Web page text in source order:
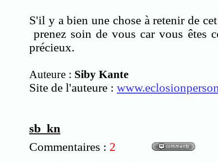
S'il y a bien une chose à retenir de
prenez soin de vous car vous êtes
précieux.
Auteure : Siby Kante
Site de l'auteure :
sb kn
Commentaires : 2